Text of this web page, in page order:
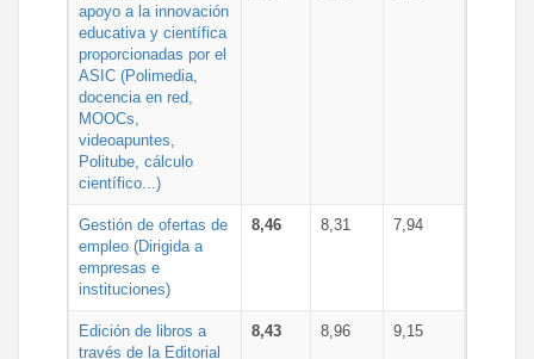
apoyo a la innovación
educativa y científica
proporcionadas por el
ASIC (Polimedia,
docencia en red,
MOOCs,
videoapuntes,
Politube, cálculo
científico...)
Gestión de ofertas de
empleo (Dirigida a
empresas e
instituciones)
8,46 8,31 7,94
Edición de libros a
través de la Editorial
8,43 8,96 9,15